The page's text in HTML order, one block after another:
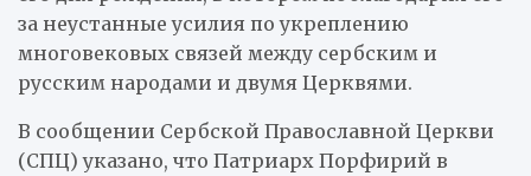
за неустанные усилия по укреплению
многовековых связей между сербским и
русским народами и двумя Церквями.
В сообщении Сербской Православной Церкви
(СПЦ) указано, что Патриарх Порфирий в